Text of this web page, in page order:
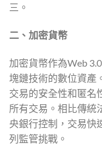
三。
二、加密貨幣
加密貨幣作為Web
塊鏈技術的數位資產
交易的安全性和匿名
所有交易。相比傳統
央銀行控制，交易快
列監管挑戰。